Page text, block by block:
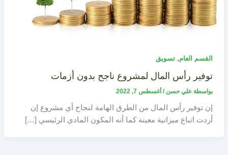
القسم العام, تسويق
توفير رأس المال لمشروع ناجح بدون أزمات
بواسطة علي حسن/ أغسطس 7, 2022
إن توفير رأس المال من الطرق الهامة لنجاح أي مشروع إن
أردت اتباع ميزانية معينة كما أنه المكون المادي الرئيسي […]